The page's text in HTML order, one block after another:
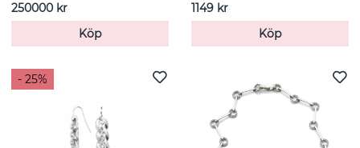
250000 kr
Köp
1149 kr
Köp
- 25%